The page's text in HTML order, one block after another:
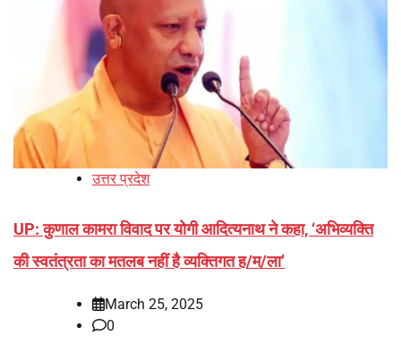
उत्तर प्रदेश
UP: कुणाल कामरा विवाद पर योगी आदित्यनाथ ने कहा, ‘अभिव्यक्ति
की स्वतंत्रता का मतलब नहीं है व्यक्तिगत ह/म/ला’
March 25, 2025
0